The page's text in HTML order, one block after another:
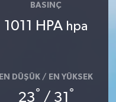
BASINÇ
1011 HPA hpa
EN DÜŞÜK / EN YÜKSEK
23° / 31 °